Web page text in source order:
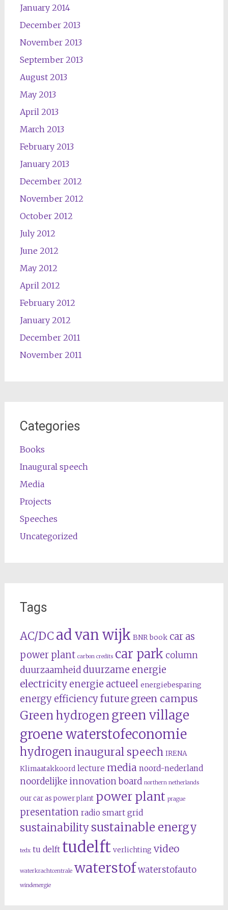
January 2014
December 2013
November 2013
September 2013
August 2013
May 2013
April 2013
March 2013
February 2013
January 2013
December 2012
November 2012
October 2012
July 2012
June 2012
May 2012
April 2012
February 2012
January 2012
December 2011
November 2011
Categories
Books
Inaugural speech
Media
Projects
Speeches
Uncategorized
Tags
AC/DCad van wijk BNR book car as
power plant carbon credits car park column
duurzaamheid duurzame energie
electricity energie actueel energiebesparing
energy efficiencyfuture green campus
Green hydrogen green village
groene waterstofeconomie
hydrogeninaugural speech IRENA
Klimaatakkoord lecture media noord-nederland
noordelijke innovation board northern netherlands
our car as power plant power plant prague
presentation radio smart grid
sustainabilitysustainable energy
tedx tu delft tudelft verlichting video
waterkrachtcentrale waterstofwaterstofauto
windenergie